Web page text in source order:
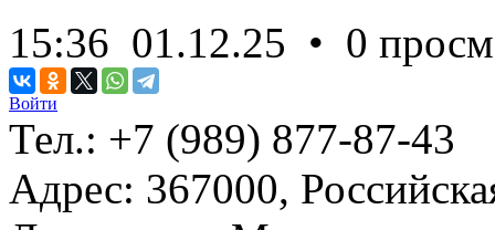
15:36 01.12.25 • 0
Войти
Тел.: +7 (989) 877-87-43
Адрес: 367000,